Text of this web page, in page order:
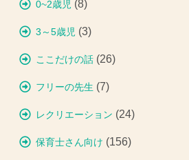
0~2歳児 (8)
3～5歳児 (3)
ここだけの話 (26)
フリーの先生 (7)
レクリエーション (24)
保育士さん向け (156)